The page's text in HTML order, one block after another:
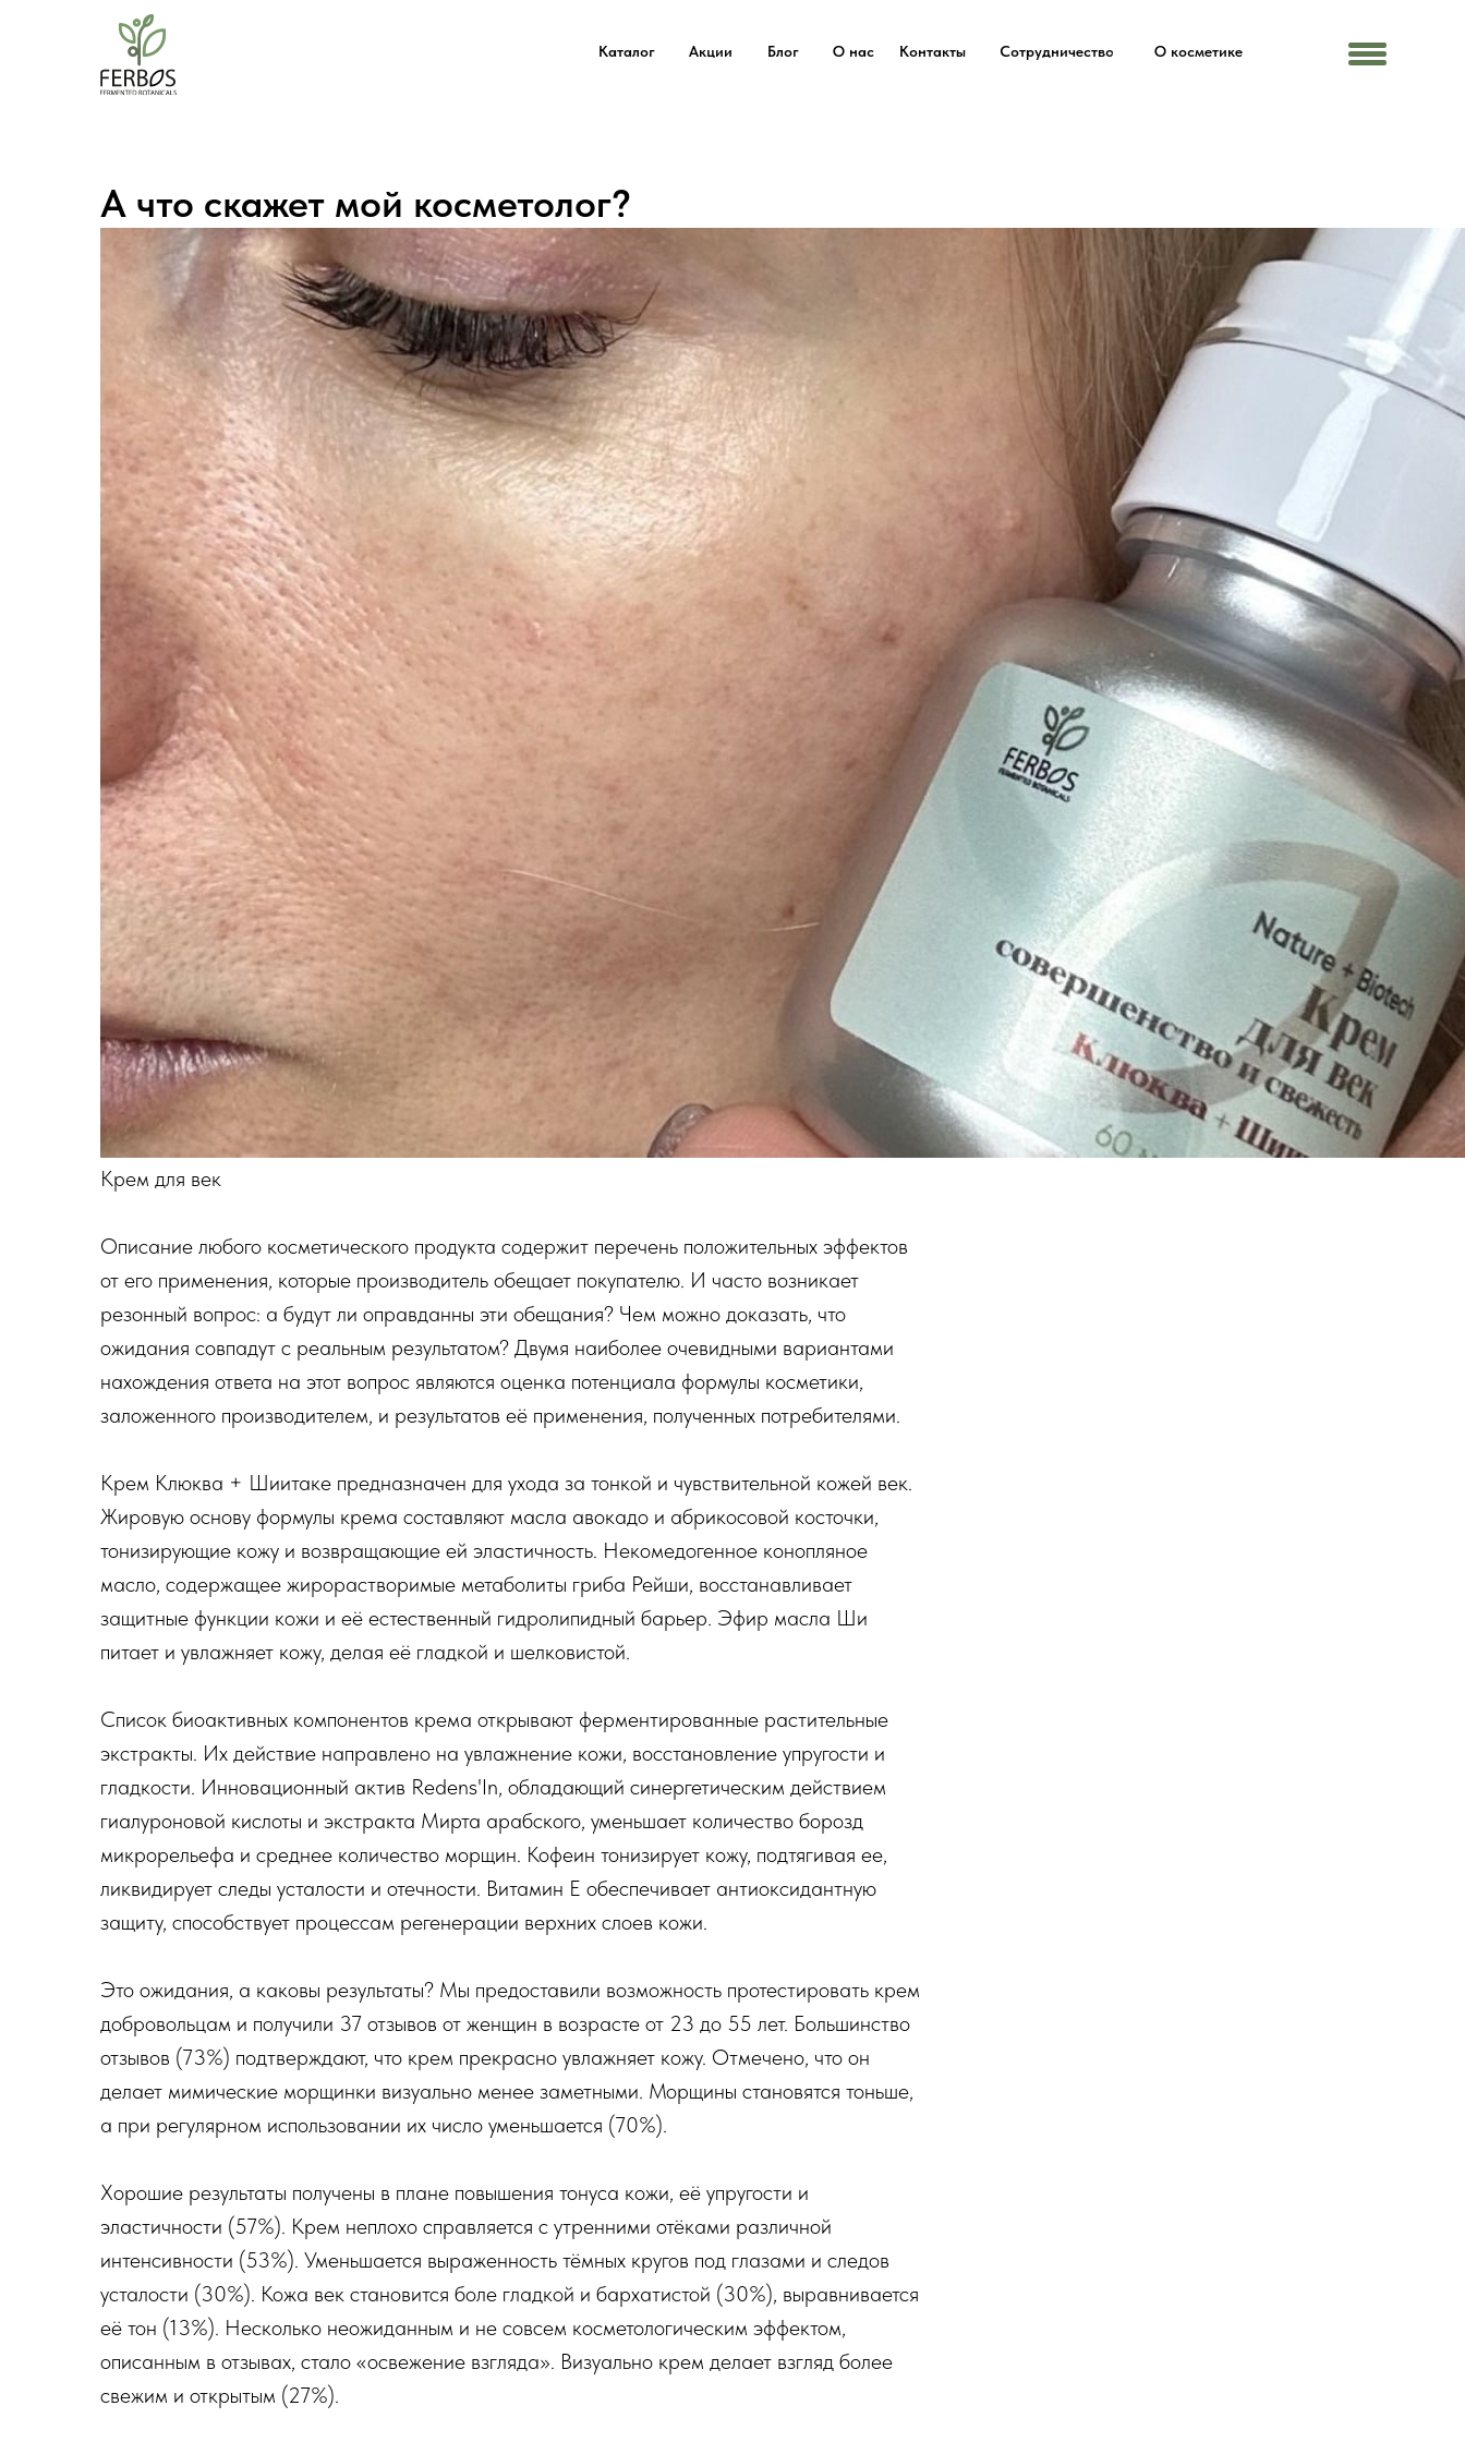
Menu
Каталог Акции Блог О нас Контакты Сотрудничество О косметике
А что скажет мой косметолог?
Крем для век
Описание любого косметического продукта содержит перечень положительных эффектов
от его применения, которые производитель обещает покупателю. И часто возникает
резонный вопрос: а будут ли оправданны эти обещания? Чем можно доказать, что
ожидания совпадут с реальным результатом? Двумя наиболее очевидными вариантами
нахождения ответа на этот вопрос являются оценка потенциала формулы косметики,
заложенного производителем, и результатов её применения, полученных потребителями.
Крем Клюква + Шиитаке предназначен для ухода за тонкой и чувствительной кожей век.
Жировую основу формулы крема составляют масла авокадо и абрикосовой косточки,
тонизирующие кожу и возвращающие ей эластичность. Некомедогенное конопляное
масло, содержащее жирорастворимые метаболиты гриба Рейши, восстанавливает
защитные функции кожи и её естественный гидролипидный барьер. Эфир масла Ши
питает и увлажняет кожу, делая её гладкой и шелковистой.
Список биоактивных компонентов крема открывают ферментированные растительные
экстракты. Их действие направлено на увлажнение кожи, восстановление упругости и
гладкости. Инновационный актив Redens'In, обладающий синергетическим действием
гиалуроновой кислоты и экстракта Мирта арабского, уменьшает количество борозд
микрорельефа и среднее количество морщин. Кофеин тонизирует кожу, подтягивая ее,
ликвидирует следы усталости и отечности. Витамин Е обеспечивает антиоксидантную
защиту, способствует процессам регенерации верхних слоев кожи.
Это ожидания, а каковы результаты? Мы предоставили возможность протестировать крем
добровольцам и получили 37 отзывов от женщин в возрасте от 23 до 55 лет. Большинство
отзывов (73%) подтверждают, что крем прекрасно увлажняет кожу. Отмечено, что он
делает мимические морщинки визуально менее заметными. Морщины становятся тоньше,
а при регулярном использовании их число уменьшается (70%).
Хорошие результаты получены в плане повышения тонуса кожи, её упругости и
эластичности (57%). Крем неплохо справляется с утренними отёками различной
интенсивности (53%). Уменьшается выраженность тёмных кругов под глазами и следов
усталости (30%). Кожа век становится боле гладкой и бархатистой (30%), выравнивается
её тон (13%). Несколько неожиданным и не совсем косметологическим эффектом,
описанным в отзывах, стало «освежение взгляда». Визуально крем делает взгляд более
свежим и открытым (27%).